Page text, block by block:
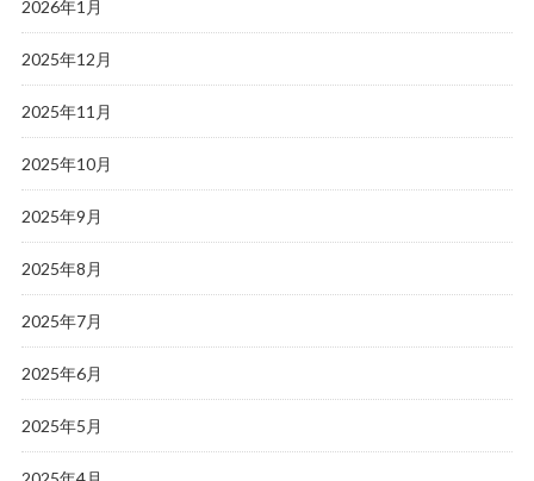
2026年1月
2025年12月
2025年11月
2025年10月
2025年9月
2025年8月
2025年7月
2025年6月
2025年5月